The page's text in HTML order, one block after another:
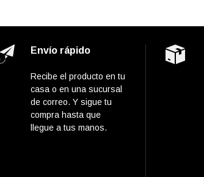
Envío rápido
Recibe el producto en tu
casa o en una sucursal
de correo. Y sigue tu
compra hasta que
llegue a tus manos.